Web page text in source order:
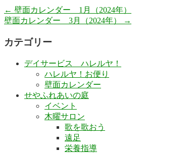
← 壁面カレンダー 1月（2024年）
壁面カレンダー 3月（2024年）
→
カテゴリー
デイサービス ハレルヤ！
ハレルヤ！お便り
壁面カレンダー
せやふれあいの庭
イベント
木曜サロン
歌を歌おう
遠足
栄養指導